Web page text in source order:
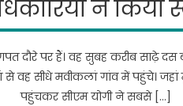
ने किया
दौरे पर हैं। वह सुबह करीब साढ़े
वह सीधे मवीकलां गांव में पहुंचे।
पहुंचकर सीएम योगी ने सबसे […]